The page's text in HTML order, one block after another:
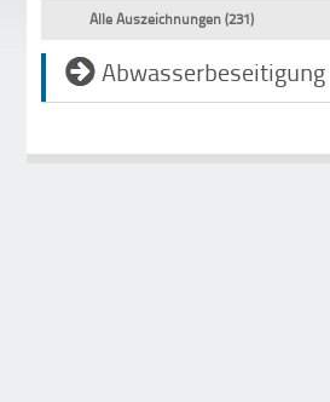
Alle Auszeichnungen (231)
Abwasserbeseitigung